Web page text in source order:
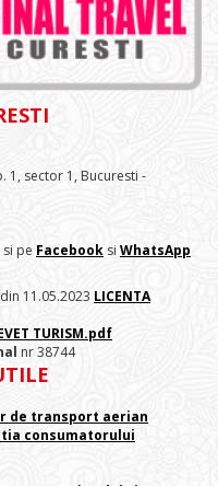
1, sector 1, Bucuresti -
si pe Facebook si WhatsApp
11.05.2023 LICENTA
TURISM.pdf
nr 38744
de transport aerian
consumatorului